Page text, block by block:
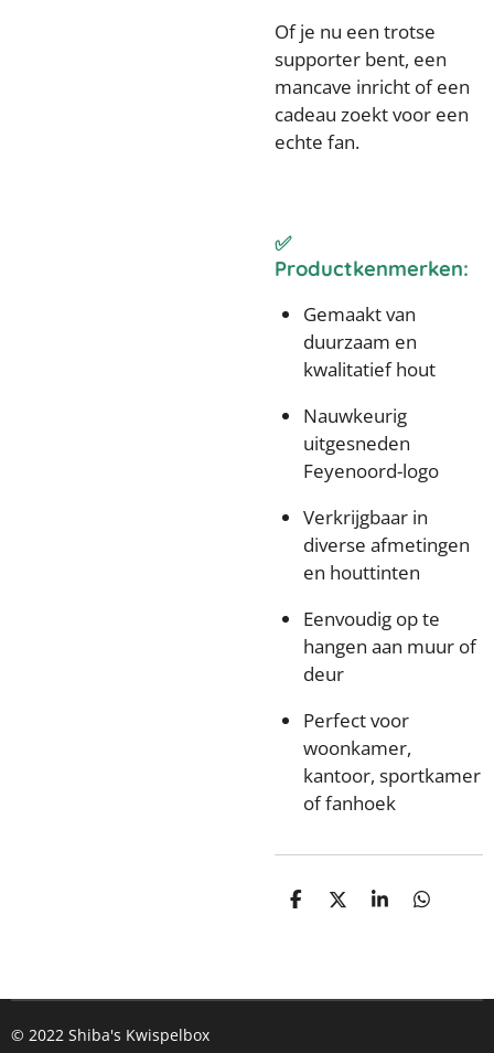
Of je nu een trotse
supporter bent, een
mancave inricht of een
cadeau zoekt voor een
echte fan.
✅
Productkenmerken:
Gemaakt van
duurzaam en
kwalitatief hout
Nauwkeurig
uitgesneden
Feyenoord-logo
Verkrijgbaar in
diverse afmetingen
en houttinten
Eenvoudig op te
hangen aan muur of
deur
Perfect voor
woonkamer,
kantoor, sportkamer
of fanhoek
D
D
S
D
© 2022 Shiba's Kwispelbox